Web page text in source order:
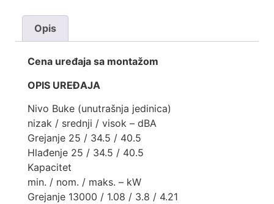
Opis
Cena uređaja sa montažom
OPIS UREĐAJA
Nivo Buke (unutrašnja jedinica)
nizak / srednji / visok – dBA
Grejanje 25 / 34.5 / 40.5
Hlađenje 25 / 34.5 / 40.5
Kapacitet
min. / nom. / maks. – kW
Grejanje 13000 / 1.08 / 3.8 / 4.21